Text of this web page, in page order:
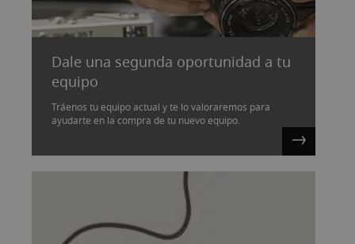
Dale una segunda oportunidad a tu
equipo
Tráenos tu equipo actual y te lo valoraremos para
ayudarte en la compra de tu nuevo equipo.